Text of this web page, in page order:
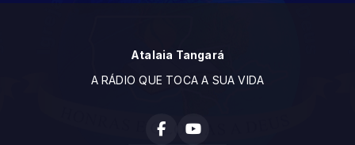
Atalaia Tangará
A RÁDIO QUE TOCA A SUA VIDA